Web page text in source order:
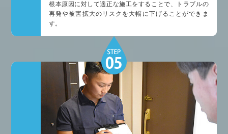
根本原因に対して適正な施工をすることで、トラブルの
再発や被害拡大のリスクを大幅に下げることができま
す。